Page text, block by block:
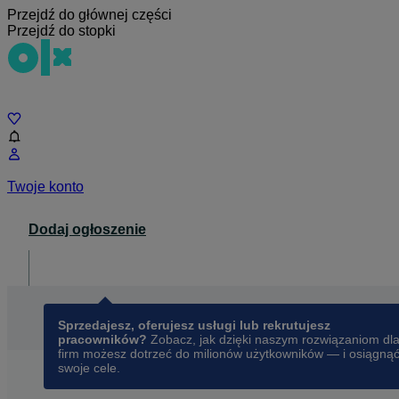
Przejdź do głównej części
Przejdź do stopki
Twoje konto
Dodaj ogłoszenie
Sprzedajesz, oferujesz usługi lub rekrutujesz
pracowników? Zobacz, jak dzięki naszym rozwiązaniom dla
firm możesz dotrzeć do milionów użytkowników — i osiągnąć
swoje cele.